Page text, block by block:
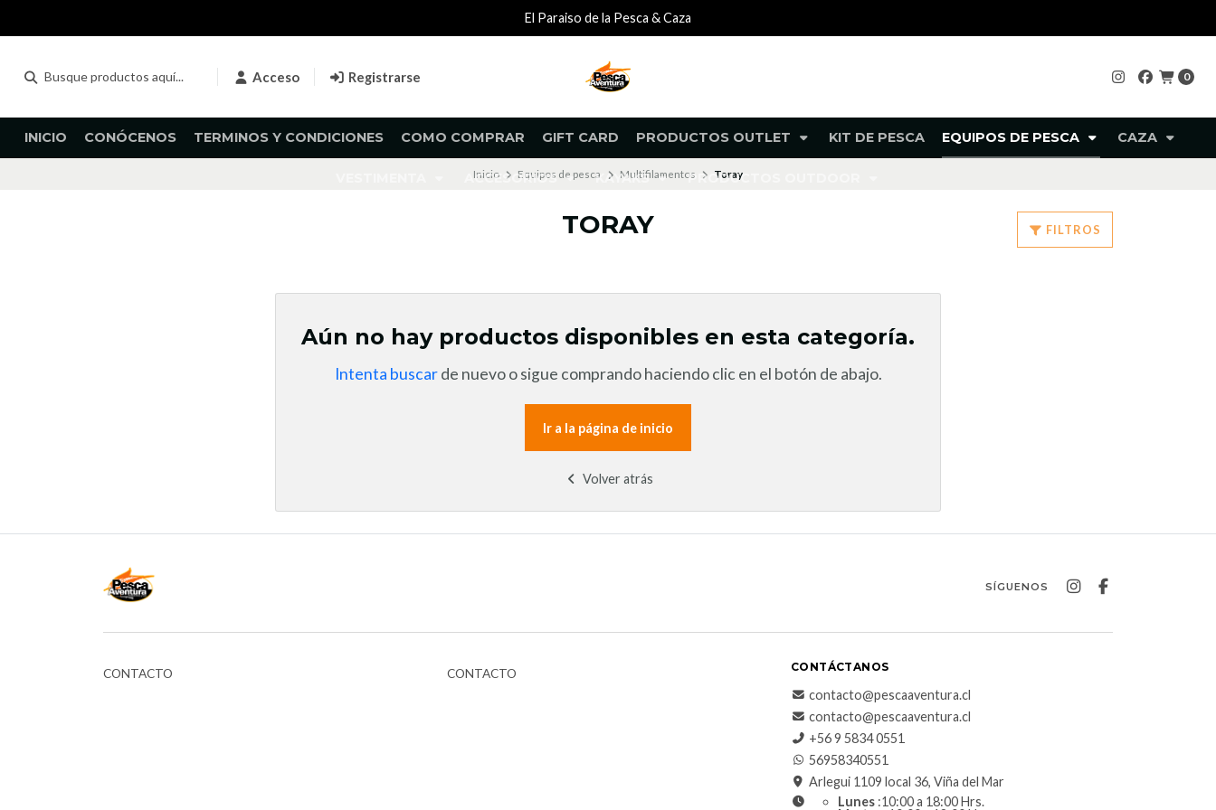
Acceso Registrarse 0
INICIO CONÓCENOS TERMINOS Y CONDICIONES COMO COMPRAR GIFT CARD PRODUCTOS OUTLET KIT DE PESCA EQUIPOS DE PESCA CAZA
ACCESORIOS KAYAKS PRODUCTOS OUTDOOR
El Paraiso de la Pesca & Caza
Inicio Equipos de pesca Multifilamentos Toray
TORAY FILTROS
Aún no hay productos disponibles en esta categoría.
Intenta buscarde nuevo o sigue comprando haciendo clic en el botón de abajo.
Ir a la página de inicio
Volver atrás
SÍGUENOS
CONTACTO CONTACTO CONTÁCTANOS
contacto@pescaaventura.cl
contacto@pescaaventura.cl
+56 9 5834 0551
56958340551
Arlegui 1109 local 36, Viña del Mar
Lunes :10:00 a 18:00 Hrs.